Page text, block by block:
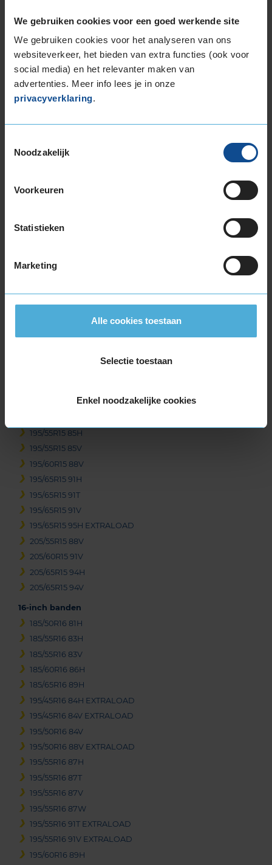
We gebruiken cookies voor een goed werkende site
We gebruiken cookies voor het analyseren van ons
websiteverkeer, het bieden van extra functies (ook voor
social media) en het relevanter maken van
advertenties. Meer info lees je in onze
privacyverklaring.
Noodzakelijk
Voorkeuren
Statistieken
Marketing
Alle cookies toestaan
Selectie toestaan
Enkel noodzakelijke cookies
165/60R14 75T
165/65R14 79T
165/70R14 81T
175/65R14 82T
175/70R14 84T
175/80R14 88T
185/70R14 88T
165/60R15 77H
175/55R15 77T
175/65R15 84H
185/55R15 82H
185/60R15 88H EXTRALOAD
195/50R15 82H
195/55R15 85H
195/55R15 85V
195/60R15 88V
195/65R15 91H
195/65R15 91T
195/65R15 91V
195/65R15 95H EXTRALOAD
205/55R15 88V
205/60R15 91V
205/65R15 94H
205/65R15 94V
16-inch banden
185/50R16 81H
185/55R16 83H
185/55R16 83V
185/60R16 86H
185/65R16 89H
195/45R16 84H EXTRALOAD
195/45R16 84V EXTRALOAD
195/50R16 84V
195/50R16 88V EXTRALOAD
195/55R16 87H
195/55R16 87T
195/55R16 87V
195/55R16 87W
195/55R16 91T EXTRALOAD
195/55R16 91V EXTRALOAD
195/60R16 89H